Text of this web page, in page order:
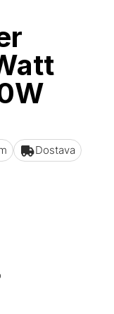
Dostava